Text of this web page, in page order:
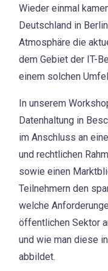
Wieder einmal
Deutschland in
Atmosphäre die
dem Gebiet der IT-
einem solchen
In unserem
Datenhaltung in
im Anschluss an
und rechtlichen
sowie einen
Teilnehmern den
welche
öffentlichen Sektor
und wie man diese
abbildet.